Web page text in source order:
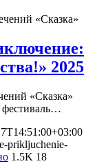
«Сказка»
2025
«Сказка»
фестиваль…
prikljuchenie-
1.5K 18